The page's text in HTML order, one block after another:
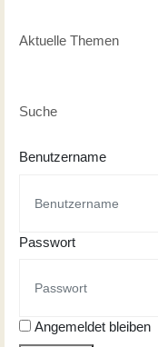
Aktuelle Themen
Suche
Benutzername
Passwort
Angemeldet bleiben